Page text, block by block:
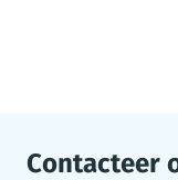
Contacteer